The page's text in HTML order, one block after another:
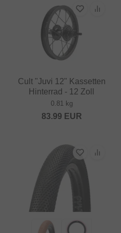
Cult "Juvi 12" Kassetten
Hinterrad - 12 Zoll
0.81 kg
83.99 EUR